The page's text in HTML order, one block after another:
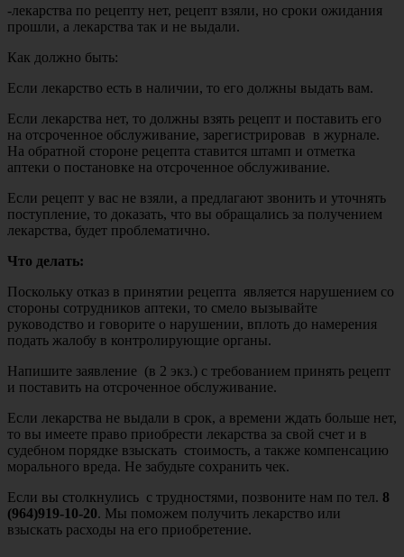
-лекарства по рецепту нет, рецепт взяли, но сроки ожидания
прошли, а лекарства так и не выдали.
Как должно быть:
Если лекарство есть в наличии, то его должны выдать вам.
Если лекарства нет, то должны взять рецепт и поставить его
на отсроченное обслуживание, зарегистрировав в журнале.
На обратной стороне рецепта ставится штамп и отметка
аптеки о постановке на отсроченное обслуживание.
Если рецепт у вас не взяли, а предлагают звонить и уточнять
поступление, то доказать, что вы обращались за получением
лекарства, будет проблематично.
Что делать:
Поскольку отказ в принятии рецепта является нарушением со
стороны сотрудников аптеки, то смело вызывайте
руководство и говорите о нарушении, вплоть до намерения
подать жалобу в контролирующие органы.
Напишите заявление (в 2 экз.) с требованием принять рецепт
и поставить на отсроченное обслуживание.
Если лекарства не выдали в срок, а времени ждать больше нет,
то вы имеете право приобрести лекарства за свой счет и в
судебном порядке взыскать стоимость, а также компенсацию
морального вреда. Не забудьте сохранить чек.
Если вы столкнулись с трудностями, позвоните нам по тел. 8
(964)919-10-20. Мы поможем получить лекарство или
взыскать расходы на его приобретение.